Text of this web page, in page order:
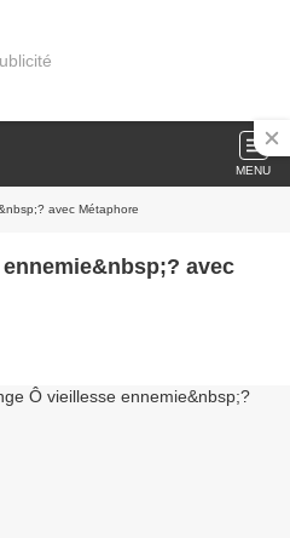
MENU
avec Métaphore
avec